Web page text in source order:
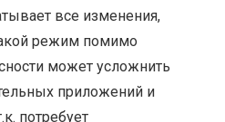
все изменения,
режим помимо
может усложнить
приложений и
потребует